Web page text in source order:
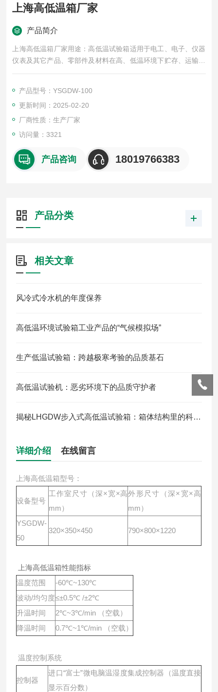
上海高低温箱厂家
产品简介
上海高低温箱厂家用途：高低温试验箱适用于电工、电子、仪器
仪表及其它产品、零部件及材料在高、低温环境下贮存、运输、
使用时的适应性试验。
产品型号：YSGDW-100
更新时间：2025-02-20
厂商性质：生产厂家
访问量：3321
产品咨询 18019766383
产品分类
相关文章
风冷式冷水机的年度保养
高低温环境试验箱工业产品的“气候模拟场”
生产低温试验箱：跨越极寒考验的品质基石
高低温试验机：恶劣环境下的品质守护者
揭秘LHGDW步入式高低温试验箱：箱体结构里的科技密码
详细介绍 在线留言
上海高低温箱型号：
设备型号
工作室尺寸（深×宽×高
mm）
外形尺寸（深×宽×高
mm）
YSGDW-
50
320×350×450 790×800×1220
上海高低温箱性能指标
温度范围
-60℃~130℃
波动/均匀度≤±0.5℃ /±2℃
升温时间
2℃~3℃/min （空载）
降温时间
0.7℃~1℃/min （空载）
温度控制系统
控制器
进口“富士”微电脑温湿度集成控制器（温度直接
显示百分数）